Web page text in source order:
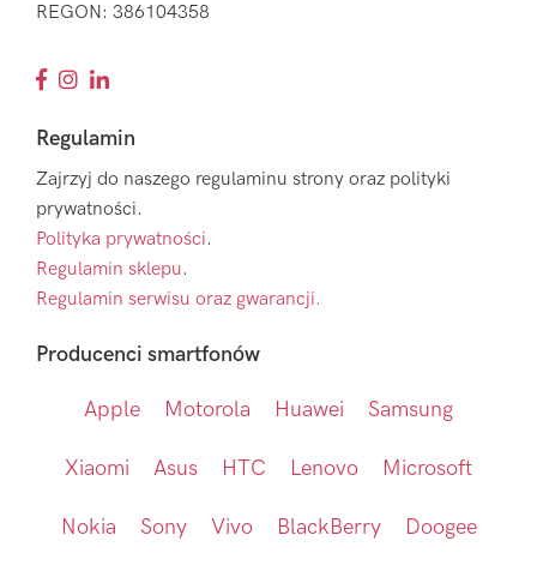
REGON: 386104358
Regulamin
Zajrzyj do naszego regulaminu strony oraz polityki
prywatności.
Polityka prywatności.
Regulamin sklepu.
Regulamin serwisu oraz gwarancji.
Producenci smartfonów
Apple Motorola Huawei Samsung
Xiaomi Asus HTC Lenovo Microsoft
Nokia Sony Vivo BlackBerry Doogee